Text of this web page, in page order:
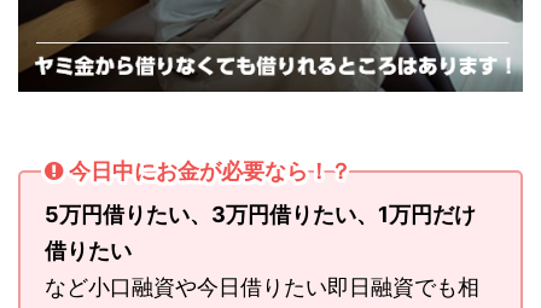
今日中にお金が必要なら！？
5万円借りたい、3万円借りたい、1万円だけ
借りたい
など小口融資や今日借りたい即日融資でも相